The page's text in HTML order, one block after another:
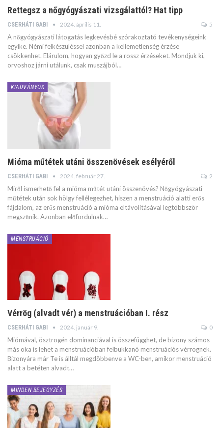
Rettegsz a nőgyógyászati vizsgálattól? Hat tipp
CSERHÁTI GABI 2024. április 11. 5
A nőgyógyászati látogatás legkevésbé szórakoztató tevékenységeink
egyike. Némi felkészüléssel azonban a kellemetlenség érzése
csökkenhet. Elárulom, hogyan győzd le a rossz érzéseket. Mondjuk ki,
orvoshoz járni utálunk, csak muszájból…
KIADVÁNYOK
Mióma műtétek utáni összenövések esélyéről
CSERHÁTI GABI 2024. február 27. 2
Miről ismerhető fel a mióma műtét utáni összenövés? Nőgyógyászati
műtétek után sok hölgy fellélegezhet, hiszen a menstruáció alatti erős
fájdalom, az erős menstruáció a mióma eltávolításával legtöbbször
megszűnik. Azonban előfordulnak…
MENSTRUÁCIÓ
Vérrög (alvadt vér) a menstruációban I. rész
CSERHÁTI GABI 2024. január 9. 0
Miómával, ösztrogén dominanciával is összefügghet, de bizony számos
más oka is lehet a menstruációban felbukkanó menstruációs vérrögnek.
Bizonyára már Te is álltál megdöbbenve a WC-ben, amikor menstruáció
alatt a betéten alvadt…
MINDEN BEJEGYZÉS